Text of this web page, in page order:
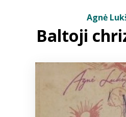
ELVIS atvyksta
Agnė
Baltoji